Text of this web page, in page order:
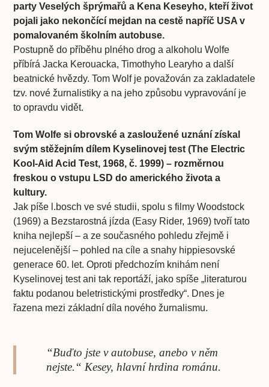
party Veselých šprýmařů a Kena Keseyho, kteří život
pojali jako nekončící mejdan na cestě napříč USA v
pomalovaném školním autobuse.
Postupně do příběhu plného drog a alkoholu Wolfe
příbírá Jacka Kerouacka, Timothyho Learyho a další
beatnické hvězdy. Tom Wolf je považován za zakladatele
tzv. nové žurnalistiky a na jeho způsobu vypravování je
to opravdu vidět.
Tom Wolfe si obrovské a zasloužené uznání získal
svým stěžejním dílem Kyselinovej test (The Electric
Kool-Aid Acid Test, 1968, č. 1999) – rozměrnou
freskou o vstupu LSD do amerického života a
kultury.
Jak píše l.bosch ve své studii, spolu s filmy Woodstock
(1969) a Bezstarostná jízda (Easy Rider, 1969) tvoří tato
kniha nejlepší – a ze současného pohledu zřejmě i
nejucelenější – pohled na cíle a snahy hippiesovské
generace 60. let. Oproti předchozím knihám není
Kyselinovej test ani tak reportáží, jako spíše „literaturou
faktu podanou beletristickými prostředky“. Dnes je
řazena mezi základní díla nového žurnalismu.
“Buďto jste v autobuse, anebo v něm
nejste.“ Kesey, hlavní hrdina románu.